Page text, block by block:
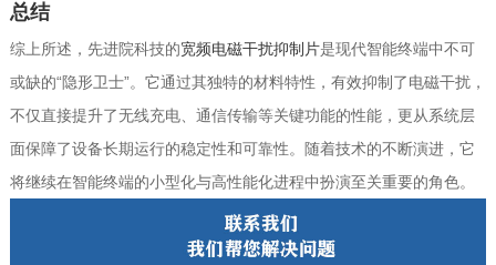
总结
综上所述，先进院科技的宽频电磁干扰抑制片是现代智能终端中不可
或缺的“隐形卫士”。它通过其独特的材料特性，有效抑制了电磁干扰，
不仅直接提升了无线充电、通信传输等关键功能的性能，更从系统层
面保障了设备长期运行的稳定性和可靠性。随着技术的不断演进，它
将继续在智能终端的小型化与高性能化进程中扮演至关重要的角色。